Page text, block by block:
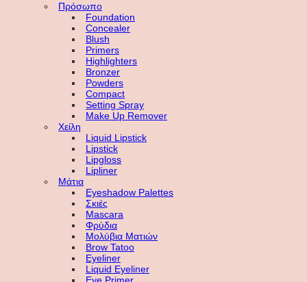
Πρόσωπο
Foundation
Concealer
Blush
Primers
Highlighters
Bronzer
Powders
Compact
Setting Spray
Make Up Remover
Χείλη
Liquid Lipstick
Lipstick
Lipgloss
Lipliner
Μάτια
Eyeshadow Palettes
Σκιές
Mascara
Φρύδια
Μολύβια Ματιών
Brow Tatoo
Eyeliner
Liquid Eyeliner